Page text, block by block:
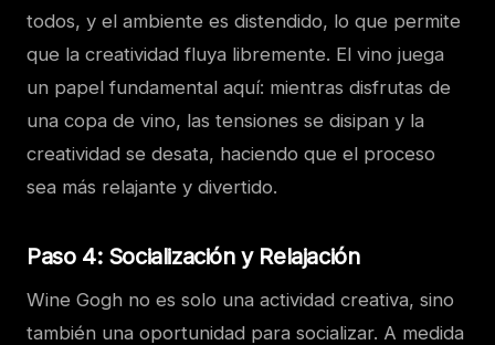
todos, y el ambiente es distendido, lo que permite
que la creatividad fluya libremente. El vino juega
un papel fundamental aquí: mientras disfrutas de
una copa de vino, las tensiones se disipan y la
creatividad se desata, haciendo que el proceso
sea más relajante y divertido.
Paso 4: Socialización y Relajación
Wine Gogh no es solo una actividad creativa, sino
también una oportunidad para socializar. A medida